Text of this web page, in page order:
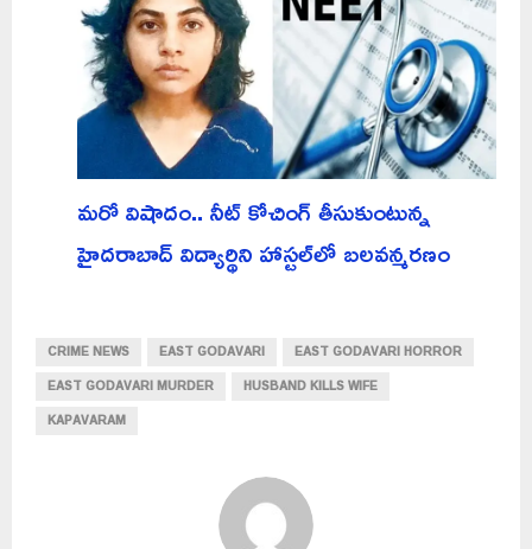
మరో విషాదం.. నీట్ కోచింగ్ తీసుకుంటున్న
హైదరాబాద్ విద్యార్థిని హాస్టల్‌లో బలవన్మరణం
CRIME NEWS EAST GODAVARI
EAST GODAVARI HORROR
EAST GODAVARI MURDER
HUSBAND KILLS WIFE
KAPAVARAM